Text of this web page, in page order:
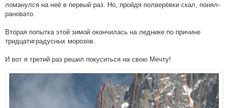
ломанулся на неё в первый раз. Но, пройдя полверёвки скал, понял-
рановато.
Вторая попытка этой зимой окончилась на леднике по причине
тридцатиградусных морозов.
И вот я третий раз решил покуситься на свою Мечту!